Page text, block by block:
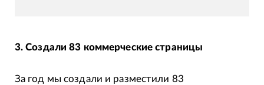
3. Создали 83 коммерческие страницы
За год мы создали и разместили 83